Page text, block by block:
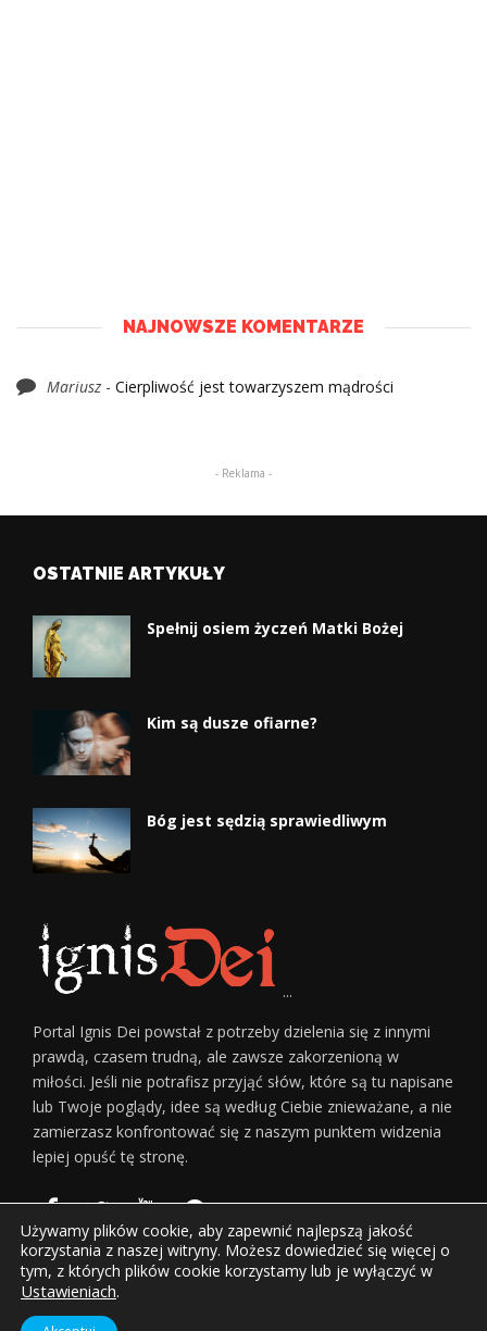
NAJNOWSZE KOMENTARZE
Mariusz - Cierpliwość jest towarzyszem mądrości
- Reklama -
OSTATNIE ARTYKUŁY
Spełnij osiem życzeń Matki Bożej
Kim są dusze ofiarne?
Bóg jest sędzią sprawiedliwym
...
Portal Ignis Dei powstał z potrzeby dzielenia się z innymi
prawdą, czasem trudną, ale zawsze zakorzenioną w
miłości. Jeśli nie potrafisz przyjąć słów, które są tu napisane
lub Twoje poglądy, idee są według Ciebie znieważane, a nie
zamierzasz konfrontować się z naszym punktem widzenia
lepiej opuść tę stronę.
Home O Nas
© CopyrightGórnicki Invest sp. z o.o.
Używamy plików cookie, aby zapewnić najlepszą jakość
korzystania z naszej witryny. Możesz dowiedzieć się więcej o
tym, z których plików cookie korzystamy lub je wyłączyć w
Ustawieniach.